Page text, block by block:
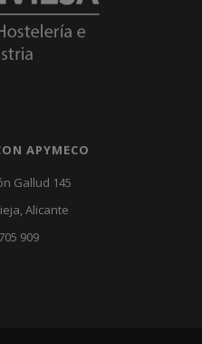
APYMECO
Gallud 145
Alicante
909